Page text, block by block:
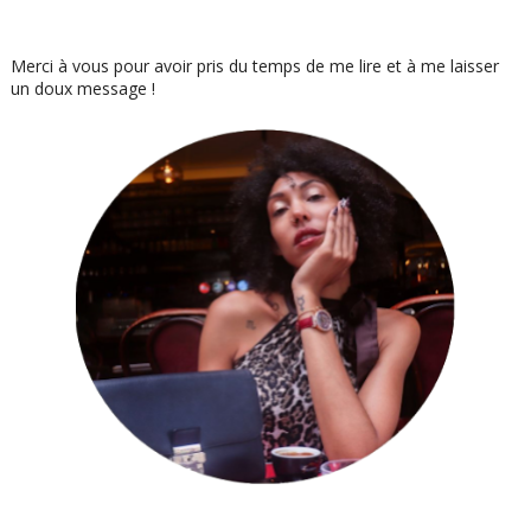
Merci à vous pour avoir pris du temps de me lire et à me laisser
un doux message !